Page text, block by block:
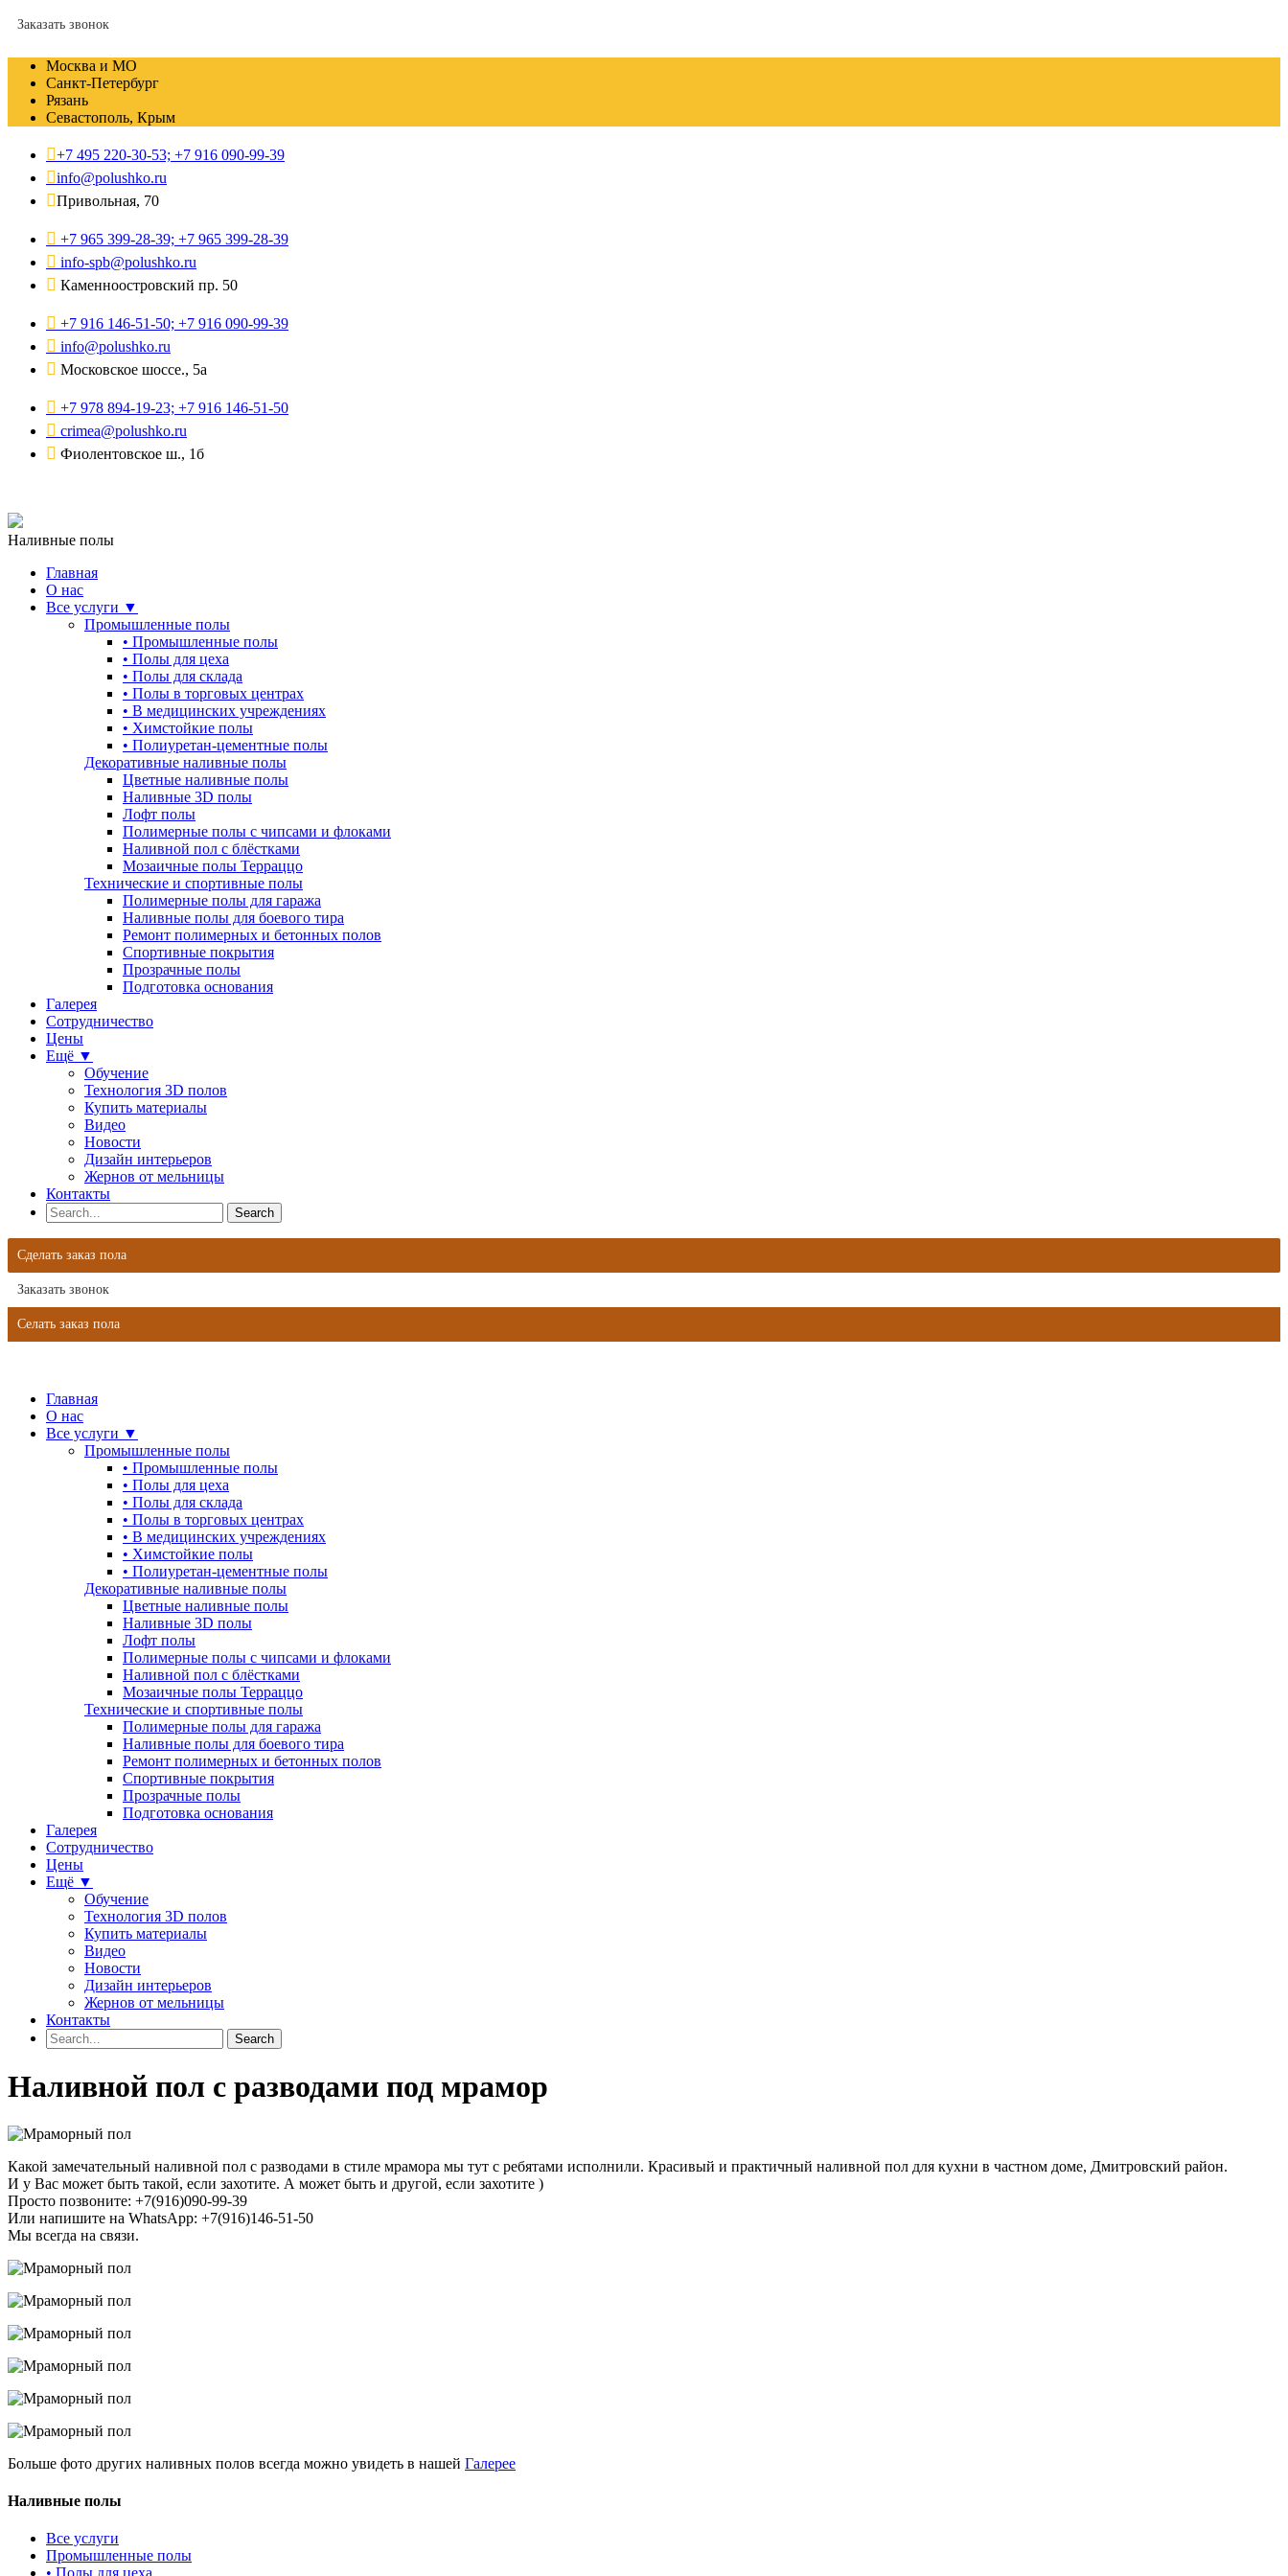
Заказать звонок
Москва и МО
Санкт-Петербург
Рязань
Севастополь, Крым
+7 495 220-30-53; +7 916 090-99-39
info@polushko.ru
Привольная, 70
+7 965 399-28-39; +7 965 399-28-39
info-spb@polushko.ru
Каменноостровский пр. 50
+7 916 146-51-50; +7 916 090-99-39
info@polushko.ru
Московское шоссе., 5а
+7 978 894-19-23; +7 916 146-51-50
crimea@polushko.ru
Фиолентовское ш., 1б
Наливные полы
Главная
О нас
Все услуги ▼
Промышленные полы
• Промышленные полы
• Полы для цеха
• Полы для склада
• Полы в торговых центрах
• В медицинских учреждениях
• Химстойкие полы
• Полиуретан-цементные полы
Декоративные наливные полы
Цветные наливные полы
Наливные 3D полы
Лофт полы
Полимерные полы с чипсами и флоками
Наливной пол с блёстками
Мозаичные полы Терраццо
Технические и спортивные полы
Полимерные полы для гаража
Наливные полы для боевого тира
Ремонт полимерных и бетонных полов
Спортивные покрытия
Прозрачные полы
Подготовка основания
Галерея
Сотрудничество
Цены
Ещё ▼
Обучение
Технология 3D полов
Купить материалы
Видео
Новости
Дизайн интерьеров
Жернов от мельницы
Контакты
Сделать заказ пола
Заказать звонок
Селать заказ пола
Главная
О нас
Все услуги ▼
Промышленные полы
• Промышленные полы
• Полы для цеха
• Полы для склада
• Полы в торговых центрах
• В медицинских учреждениях
• Химстойкие полы
• Полиуретан-цементные полы
Декоративные наливные полы
Цветные наливные полы
Наливные 3D полы
Лофт полы
Полимерные полы с чипсами и флоками
Наливной пол с блёстками
Мозаичные полы Терраццо
Технические и спортивные полы
Полимерные полы для гаража
Наливные полы для боевого тира
Ремонт полимерных и бетонных полов
Спортивные покрытия
Прозрачные полы
Подготовка основания
Галерея
Сотрудничество
Цены
Ещё ▼
Обучение
Технология 3D полов
Купить материалы
Видео
Новости
Дизайн интерьеров
Жернов от мельницы
Контакты
Наливной пол с разводами под мрамор
Какой замечательный наливной пол с разводами в стиле мрамора мы тут с ребятами исполнили. Красивый и практичный наливной пол для кухни в частном доме, Дмитровский район.
И у Вас может быть такой, если захотите. А может быть и другой, если захотите )
Просто позвоните: +7(916)090-99-39
Или напишите на WhatsApp: +7(916)146-51-50
Мы всегда на связи.
Больше фото других наливных полов всегда можно увидеть в нашей Галерее
Наливные полы
Все услуги
Промышленные полы